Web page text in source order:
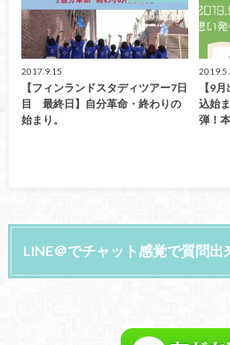
2017.9.15
【フィンランドスタディツアー7日
目 最終日】自分革命・終わりの
始まり。
【9
込始
弾！
LINE＠でチャット感覚で質問出